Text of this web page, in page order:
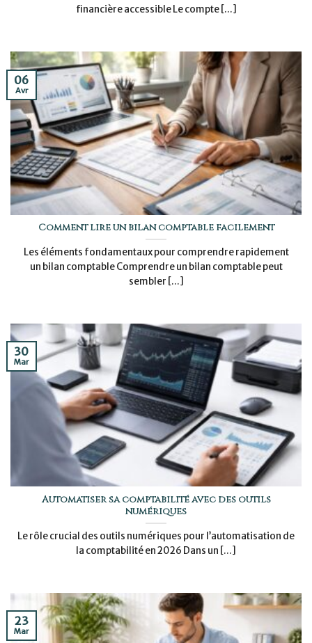
financière accessible Le compte [...]
Comment lire un bilan comptable facilement
Les éléments fondamentaux pour comprendre rapidement
un bilan comptable Comprendre un bilan comptable peut
sembler [...]
06
Avr
Automatiser sa comptabilité avec des outils
numériques
Le rôle crucial des outils numériques pour l’automatisation de
la comptabilité en 2026 Dans un [...]
30
Mar
23
Mar